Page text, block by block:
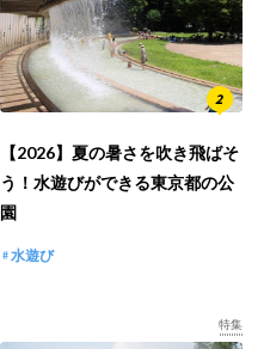
【2026】夏の暑さを吹き飛ばそ
う！水遊びができる東京都の公
園
水遊び
特集